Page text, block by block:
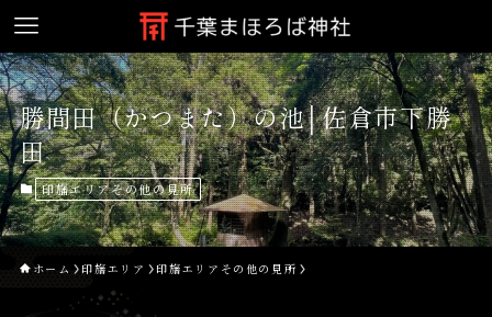
勝間田（かつまた）の池│佐倉市下勝
田
印旛エリアその他の見所
ホーム 印旛エリア 印旛エリアその他の見所